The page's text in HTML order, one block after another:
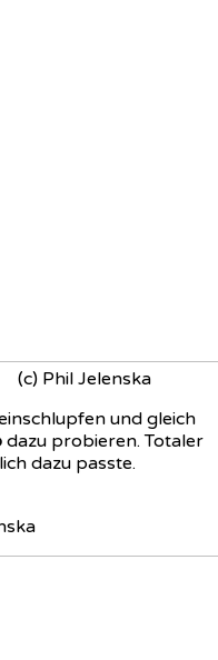
(c) Phil Jelenska
und gleich
dazu probieren. Totaler
dazu passte.